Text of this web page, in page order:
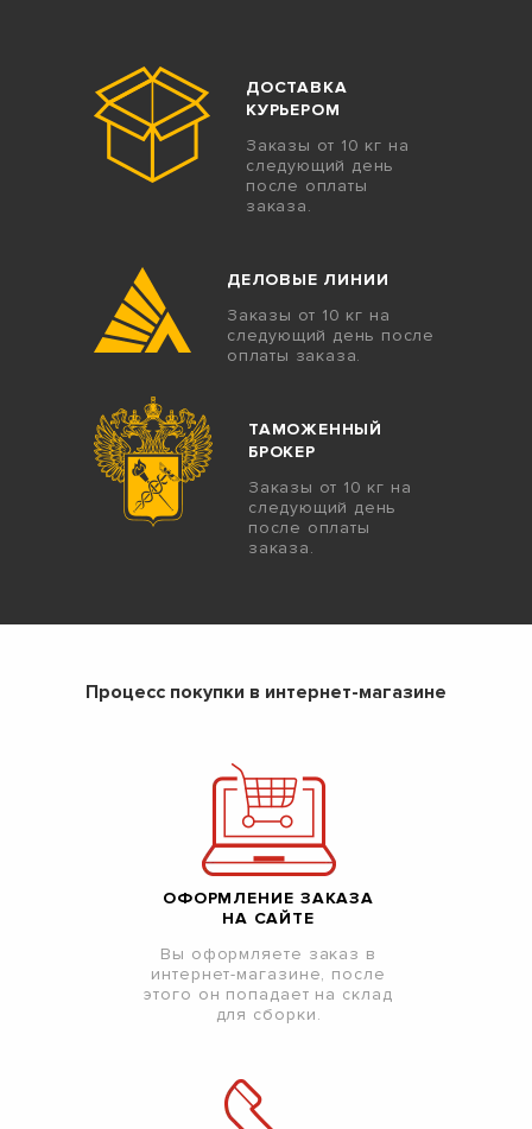
ДОСТАВКА
КУРЬЕРОМ
Заказы от 10 кг на
следующий день
после оплаты
заказа.
ДЕЛОВЫЕ ЛИНИИ
Заказы от 10 кг на
следующий день после
оплаты заказа.
ТАМОЖЕННЫЙ
БРОКЕР
Заказы от 10 кг на
следующий день
после оплаты
заказа.
Процесс покупки в интернет-магазине
ОФОРМЛЕНИЕ ЗАКАЗА
НА САЙТЕ
Вы оформляете заказ в
интернет-магазине, после
этого он попадает на склад
для сборки.